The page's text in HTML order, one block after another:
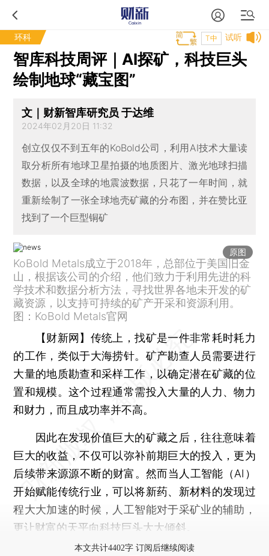
环科 试听
T中
智库科技周评｜AI探矿，科技巨头
绘制地球“藏宝图”
文｜财新智库研究员 于达维
2024年02月20日 11:32
创立仅仅不到五年的KoBold公司，利用AI技术大量读
取分析所有地球卫星拍摄的地质图片、激光地球扫描
数据，以及全球的地震波数据，只花了一年时间，就
重新绘制了一张全球地壳矿藏的分布图，并在赞比亚
找到了一个巨型铜矿
原图
KoBold Metals成立于2018年，总部位于美国旧金
山，根据该公司的介绍，他们致力于利用先进的科
学技术和数据分析方法，寻找世界各地未开发的矿
藏资源，以支持可持续的矿产开采和资源利用。
图：KoBold Metals官网
【财新网】 传统上，找矿是一件非常耗时耗力
的工作，类似于大海捞针。矿产勘查人员需要进行
大量的地质勘查和采样工作，以确定潜在矿藏的位
置和规模。这个过程通常需投入大量的人力、物力
和财力，而且成功率并不高。
因此在发现价值巨大的矿藏之后，往往意味着
巨大的收益，不仅可以弥补前期巨大的投入，更为
后续带来源源不断的财富。然而当人工智能（AI）
开始赋能传统行业，可以将新药、新材料的发现过
程大大加速的时候，人工智能对于采矿业的辅助，
更让财富的天平向科技巨头大大倾斜。
本文共计4402字 订阅后继续阅读